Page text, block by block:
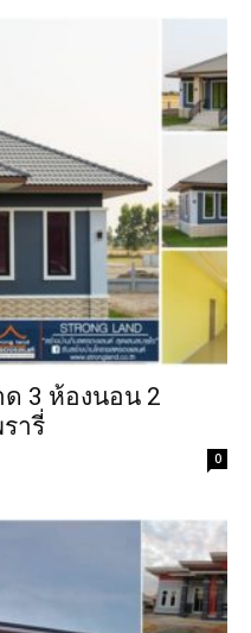
3 ห้องนอน 2
ารี่
0